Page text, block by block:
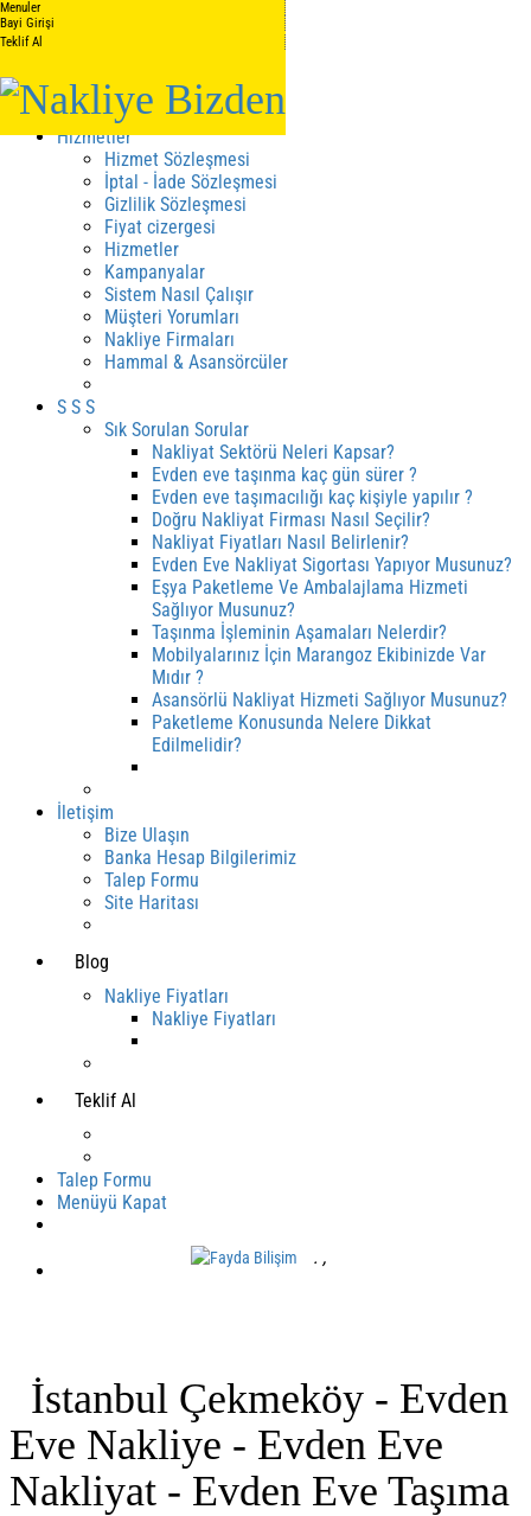
Menuler
Bayi Girişi
Teklif Al
Kalite Belgelerimiz
Hizmetler
Hizmet Sözleşmesi
İptal - İade Sözleşmesi
Gizlilik Sözleşmesi
Fiyat cizergesi
Hizmetler
Kampanyalar
Sistem Nasıl Çalışır
Müşteri Yorumları
Nakliye Firmaları
Hammal & Asansörcüler
S S S
Sık Sorulan Sorular
Nakliyat Sektörü Neleri Kapsar?
Evden eve taşınma kaç gün sürer ?
Evden eve taşımacılığı kaç kişiyle yapılır ?
Doğru Nakliyat Firması Nasıl Seçilir?
Nakliyat Fiyatları Nasıl Belirlenir?
Evden Eve Nakliyat Sigortası Yapıyor Musunuz?
Eşya Paketleme Ve Ambalajlama Hizmeti
Sağlıyor Musunuz?
Taşınma İşleminin Aşamaları Nelerdir?
Mobilyalarınız İçin Marangoz Ekibinizde Var
Mıdır ?
Asansörlü Nakliyat Hizmeti Sağlıyor Musunuz?
Paketleme Konusunda Nelere Dikkat
Edilmelidir?
İletişim
Bize Ulaşın
Banka Hesap Bilgilerimiz
Talep Formu
Site Haritası
Blog
Nakliye Fiyatları
Nakliye Fiyatları
Teklif Al
Talep Formu
Menüyü Kapat
. ,
İstanbul Çekmeköy - Evden
Eve Nakliye - Evden Eve
Nakliyat - Evden Eve Taşıma